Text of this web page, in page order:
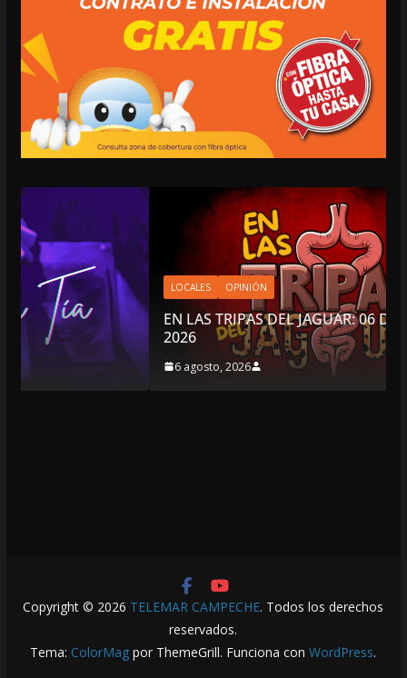
LOCALES OPINIÓN
EN LAS TRIPAS DEL JAGUAR: 06 DE AGOSTO DE
2026
6 agosto, 2026
Copyright © 2026 TELEMAR CAMPECHE. Todos los derechos
reservados.
Tema: ColorMag por ThemeGrill. Funciona conWordPress.